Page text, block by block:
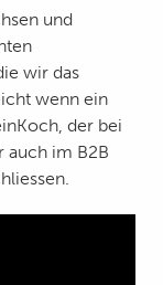
und
wir das
wenn ein
der bei
auch im B2B